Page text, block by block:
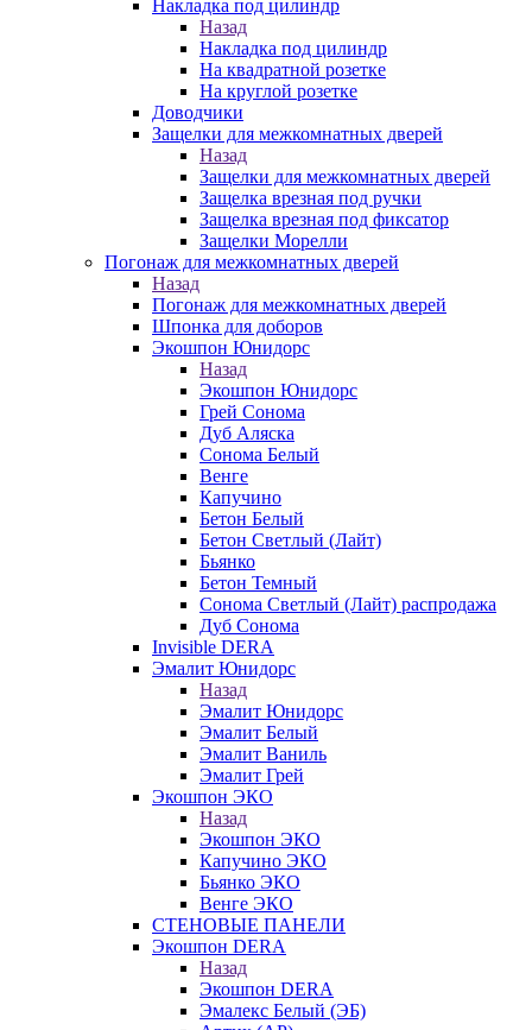
Накладка под цилиндр
Назад
Накладка под цилиндр
На квадратной розетке
На круглой розетке
Доводчики
Защелки для межкомнатных дверей
Назад
Защелки для межкомнатных дверей
Защелка врезная под ручки
Защелка врезная под фиксатор
Защелки Морелли
Погонаж для межкомнатных дверей
Назад
Погонаж для межкомнатных дверей
Шпонка для доборов
Экошпон Юнидорс
Назад
Экошпон Юнидорс
Грей Сонома
Дуб Аляска
Сонома Белый
Венге
Капучино
Бетон Белый
Бетон Светлый (Лайт)
Бьянко
Бетон Темный
Сонома Светлый (Лайт) распродажа
Дуб Сонома
Invisible DERA
Эмалит Юнидорс
Назад
Эмалит Юнидорс
Эмалит Белый
Эмалит Ваниль
Эмалит Грей
Экошпон ЭКО
Назад
Экошпон ЭКО
Капучино ЭКО
Бьянко ЭКО
Венге ЭКО
СТЕНОВЫЕ ПАНЕЛИ
Экошпон DERA
Назад
Экошпон DERA
Эмалекс Белый (ЭБ)